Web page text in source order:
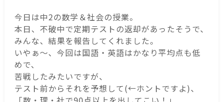
今日は中2の数学＆社会の授業。
本日、不破中で定期テストの返却があったそうで、
みんな、結果を報告してくれました。
いやぁ～、今回は国語・英語はかなり平均点も低
めで、
苦戦したみたいですが、
テスト前からそれを予想して(←ホントですよ)、